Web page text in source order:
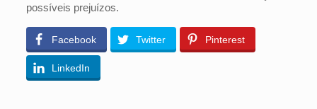
possíveis prejuízos.
Facebook Twitter Pinterest
LinkedIn